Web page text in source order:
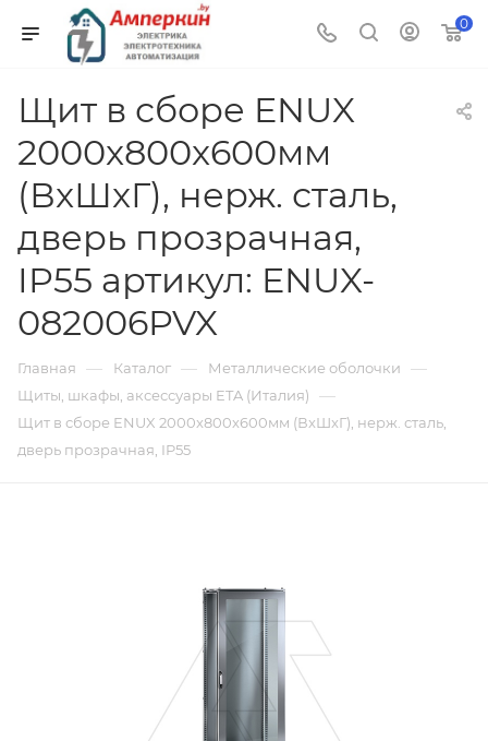
0
Щит в сборе ENUX
2000x800x600мм
(ВxШxГ), нерж. сталь,
дверь прозрачная,
IP55 артикул: ENUX-
082006PVX
Главная — Каталог — Металлические оболочки —
Щиты, шкафы, аксессуары ETA (Италия) —
Щит в сборе ENUX 2000x800x600мм (ВxШxГ), нерж. сталь,
дверь прозрачная, IP55